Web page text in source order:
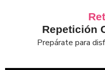
Repetición
Prepárate para